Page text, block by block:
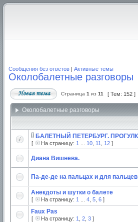
Сообщения без ответов | Активные темы
Околобалетные разговоры
Страница 1 из 11 [ Тем: 152 ]
Околобалетные разговоры
БАЛЕТНЫЙ ПЕТЕРБУРГ.
[ На страницу: 1 10 11 12 ]
Диана Вишнева.
Па-де-де на пальцах и для пальцев
Анекдоты и шутки о балете
[ На страницу: 1 4 5 6 ]
Faux Pas
[ На страницу: 1 2 3 ]